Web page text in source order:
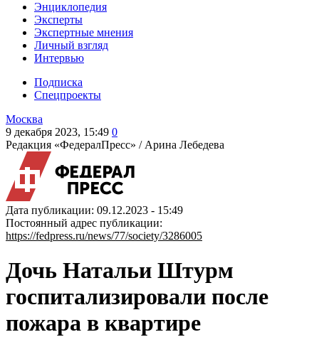
Энциклопедия
Эксперты
Экспертные мнения
Личный взгляд
Интервью
Подписка
Спецпроекты
Москва
9 декабря 2023, 15:49 0
Редакция «ФедералПресс» / Арина Лебедева
Дата публикации: 09.12.2023 - 15:49
Постоянный адрес публикации:
https://fedpress.ru/news/77/society/3286005
Дочь Натальи Штурм
госпитализировали после
пожара в квартире